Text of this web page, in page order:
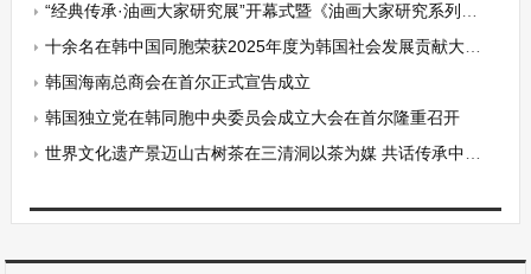
“经典传承·油画大家研究展”开幕式暨《油画大家研究系列》新书发布会在京举行
十余名在韩中国同胞荣获2025年度为韩国社会发展贡献大奖荣誉称号
韩国海南总商会在首尔正式宣告成立
韩国独立党在韩同胞中央委员会成立大会在首尔隆重召开
世界文化遗产景迈山古树茶在三清洞以茶为媒 共话传承中韩茶文化